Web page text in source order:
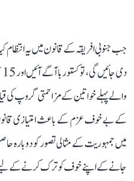
جب جنوبی افریقہ کے قانون میں یہ انتظام
والے پہلے خواتین کے مزاحمتی گروپ
کے بے خوف عزم کے باعث امتیازی قانون
میں جمہوریت کے مثالی تصور کو
جانے کے اپنے خوف کو ترک کرنے کے لیے